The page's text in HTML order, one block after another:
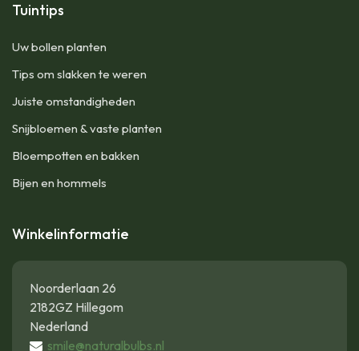
Tuintips
Uw bollen planten
Tips om slakken te weren
Juiste omstandigheden
Snijbloemen & vaste planten
Bloempotten en bakken
Bijen en hommels
Winkelinformatie
Noorderlaan 26
2182GZ Hillegom
Nederland
smile@naturalbulbs.nl